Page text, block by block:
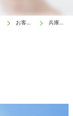
お客様の声 兵庫県 K様